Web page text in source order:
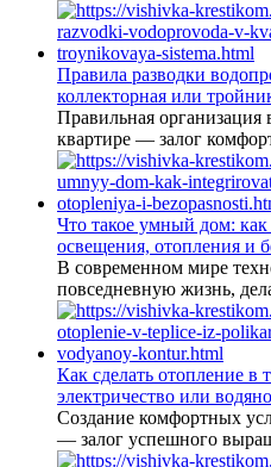
Правила разводки
коллекторная или
Правильная
квартире — залог
Что такое умный дом:
освещения, отопления и
В современном мире
повседневную жизнь,
Как сделать отопление в
электричество или
Создание комфортных
— залог успешного